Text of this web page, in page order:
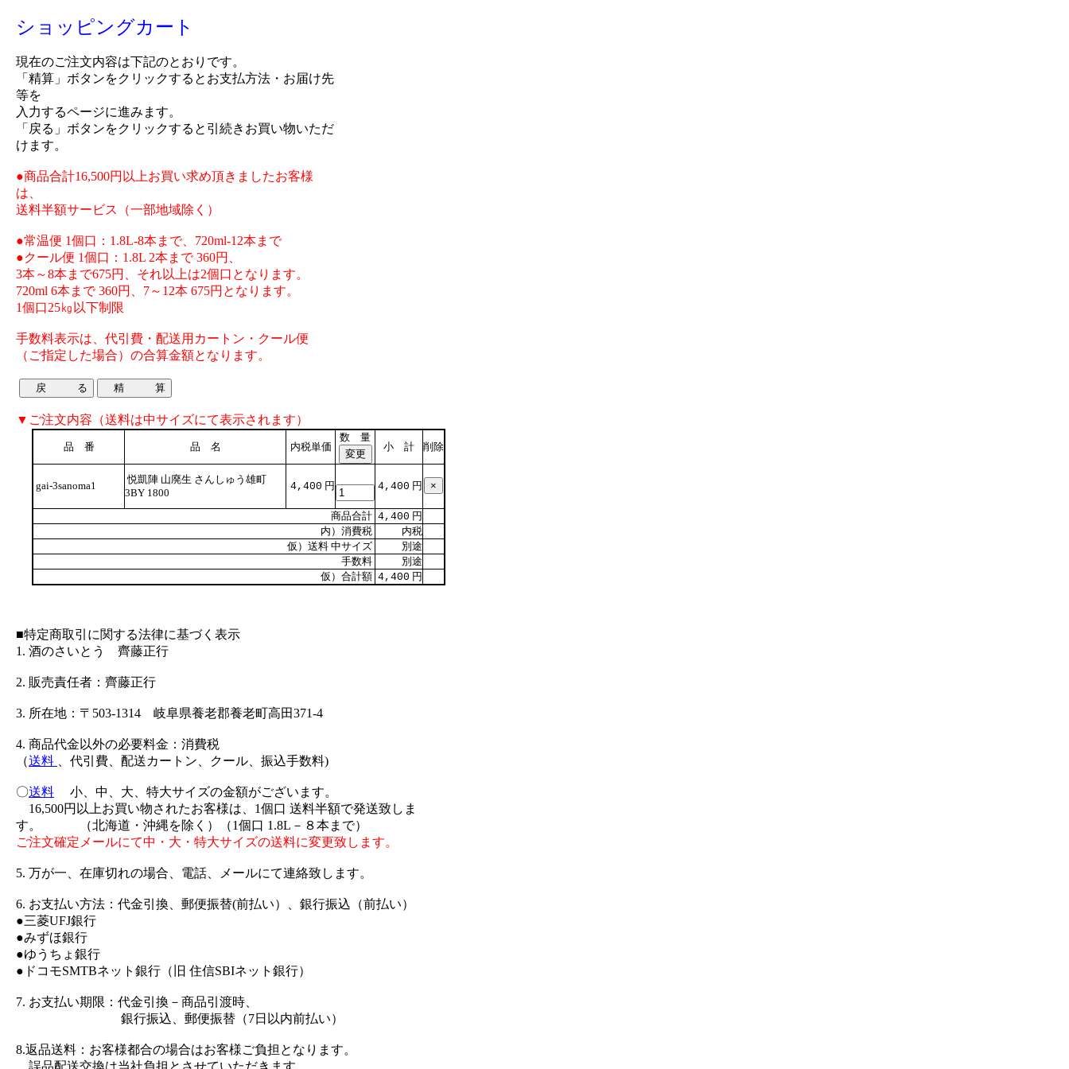
ショッピングカート
現在のご注文内容は下記のとおりです。
「精算」ボタンをクリックするとお支払方法・お届け先
等を
入力するページに進みます。
「戻る」ボタンをクリックすると引続きお買い物いただ
けます。
●商品合計16,500円以上お買い求め頂きましたお客様
は、
送料半額サービス（一部地域除く）
●常温便 1個口：1.8L-8本まで、720ml-12本まで
●クール便 1個口：1.8L 2本まで 360円、
3本～8本まで675円、それ以上は2個口となります。
720ml 6本まで 360円、7～12本 675円となります。
1個口25㎏以下制限
手数料表示は、代引費・配送用カートン・クール便
（ご指定した場合）の合算金額となります。
▼ご注文内容（送料は中サイズにて表示されます）
品 番 品 名 内税単価
数 量
小 計
削除
gai-3sanoma1
悦凱陣 山廃生 さんしゅう雄町
3BY 1800
4,400 円 4,400 円
商品合計 4,400 円
内）消費税
内税
仮）送料 中サイズ
別途
手数料
別途
仮）合計額 4,400 円
■特定商取引に関する法律に基づく表示
1. 酒のさいとう 齊藤正行
2. 販売責任者：齊藤正行
3. 所在地：〒503-1314 岐阜県養老郡養老町高田371-4
4. 商品代金以外の必要料金：消費税
（送料 、代引費、配送カートン、クール、振込手数料)
〇送料 小、中、大、特大サイズの金額がございます。
16,500円以上お買い物されたお客様は、1個口 送料半額で発送致しま
す。 （北海道・沖縄を除く）（1個口 1.8L－８本まで）
ご注文確定メールにて中・大・特大サイズの送料に変更致します。
5. 万が一、在庫切れの場合、電話、メールにて連絡致します。
6. お支払い方法：代金引換、郵便振替(前払い）、銀行振込（前払い）
●三菱UFJ銀行
●みずほ銀行
●ゆうちょ銀行
●ドコモSMTBネット銀行（旧 住信SBIネット銀行）
7. お支払い期限：代金引換－商品引渡時、
銀行振込、郵便振替（7日以内前払い）
8.返品送料：お客様都合の場合はお客様ご負担となります。
誤品配送交換は当社負担とさせていただきます。